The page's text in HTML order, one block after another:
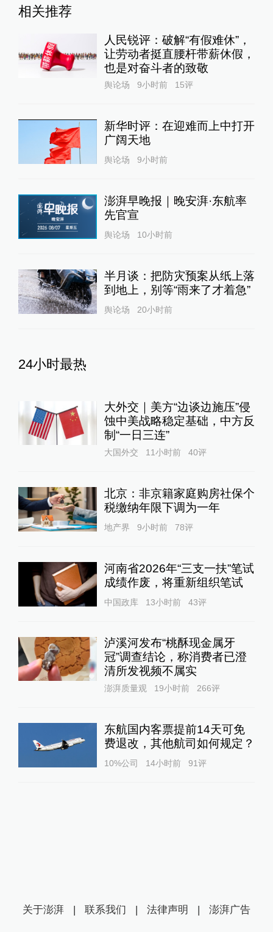
相关推荐
人民锐评：破解“有假难休”，
让劳动者挺直腰杆带薪休假，
也是对奋斗者的致敬
舆论场 9小时前 15评
新华时评：在迎难而上中打开
广阔天地
舆论场 9小时前
澎湃早晚报｜晚安湃·东航率
先官宣
舆论场 10小时前
半月谈：把防灾预案从纸上落
到地上，别等“雨来了才着急”
舆论场 20小时前
24小时最热
大外交｜美方“边谈边施压”侵
蚀中美战略稳定基础，中方反
制“一日三连”
大国外交 11小时前 40评
北京：非京籍家庭购房社保个
税缴纳年限下调为一年
地产界 9小时前 78评
河南省2026年“三支一扶”笔试
成绩作废，将重新组织笔试
中国政库 13小时前 43评
泸溪河发布“桃酥现金属牙
冠”调查结论，称消费者已澄
清所发视频不属实
澎湃质量观 19小时前 266评
东航国内客票提前14天可免
费退改，其他航司如何规定？
10%公司 14小时前 91评
关于澎湃 | 联系我们 | 法律声明 | 澎湃广告